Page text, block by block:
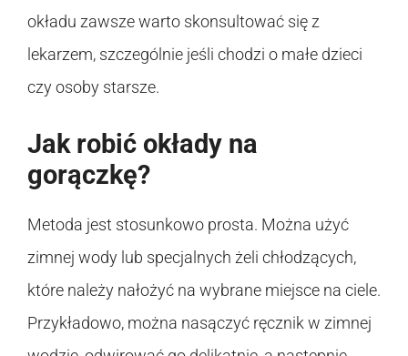
okładu zawsze warto skonsultować się z
lekarzem, szczególnie jeśli chodzi o małe dzieci
czy osoby starsze.
Jak robić okłady na
gorączkę?
Metoda jest stosunkowo prosta. Można użyć
zimnej wody lub specjalnych żeli chłodzących,
które należy nałożyć na wybrane miejsce na ciele.
Przykładowo, można nasączyć ręcznik w zimnej